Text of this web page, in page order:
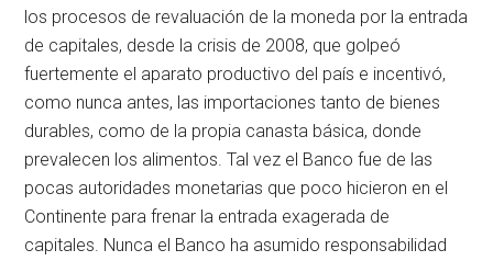
los procesos de revaluación de la moneda por la entrada
de capitales, desde la crisis de 2008, que golpeó
fuertemente el aparato productivo del país e incentivó,
como nunca antes, las importaciones tanto de bienes
durables, como de la propia canasta básica, donde
prevalecen los alimentos. Tal vez el Banco fue de las
pocas autoridades monetarias que poco hicieron en el
Continente para frenar la entrada exagerada de
capitales. Nunca el Banco ha asumido responsabilidad